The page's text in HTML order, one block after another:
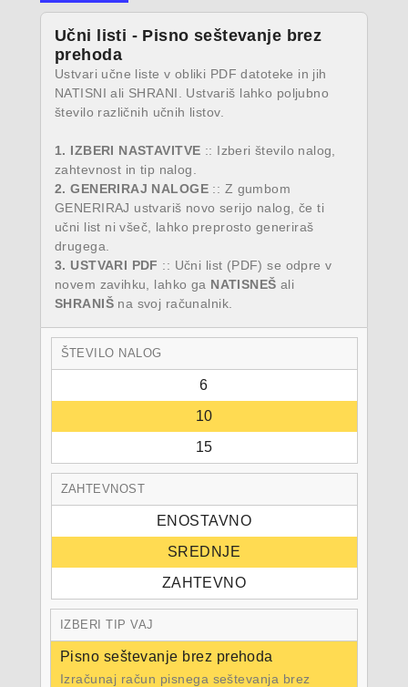
Učni listi - Pisno seštevanje brez
prehoda
Ustvari učne liste v obliki PDF datoteke in jih
NATISNI ali SHRANI. Ustvariš lahko poljubno
število različnih učnih listov.
1. IZBERI NASTAVITVE :: Izberi število nalog,
zahtevnost in tip nalog.
2. GENERIRAJ NALOGE:: Z gumbom
GENERIRAJ ustvariš novo serijo nalog, če ti
učni list ni všeč, lahko preprosto generiraš
drugega.
3. USTVARI PDF :: Učni list (PDF) se odpre v
novem zavihku, lahko ga NATISNEŠ ali
SHRANIŠna svoj računalnik.
ŠTEVILO NALOG
6
10
15
ZAHTEVNOST
ENOSTAVNO
SREDNJE
ZAHTEVNO
IZBERI TIP VAJ
Pisno seštevanje brez prehoda
Izračunaj račun pisnega seštevanja brez